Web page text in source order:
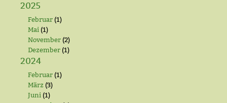
2025
Februar (1)
Mai (1)
November (2)
Dezember (1)
2024
Februar (1)
März (3)
Juni (1)